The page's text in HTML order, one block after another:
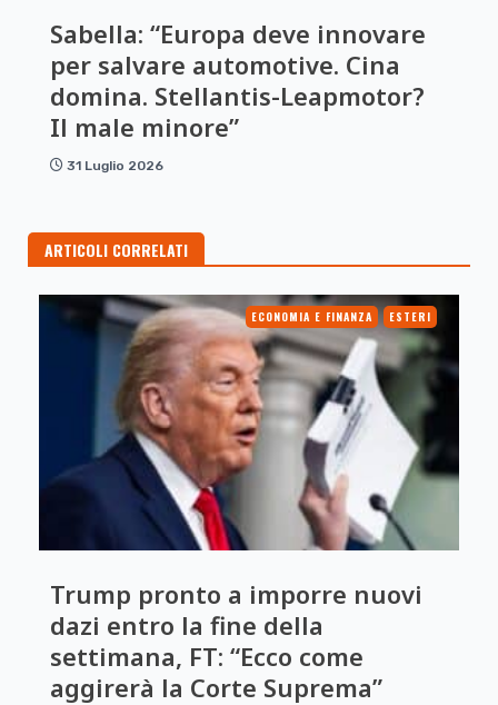
Sabella: “Europa deve innovare
per salvare automotive. Cina
domina. Stellantis-Leapmotor?
Il male minore”
31 Luglio 2026
ARTICOLI CORRELATI
ECONOMIA E FINANZA ESTERI
Trump pronto a imporre nuovi
dazi entro la fine della
settimana, FT: “Ecco come
aggirerà la Corte Suprema”